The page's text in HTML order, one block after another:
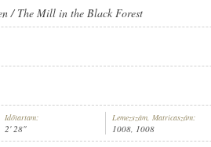
/ The Mill in the Black Forest
Időtartam:
2' 28"
Lemezszám, Matricaszám:
1008, 1008